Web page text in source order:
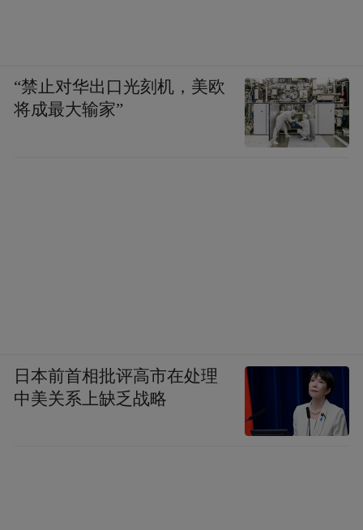
“禁止对华出口光刻机，美欧
将成最大输家”
日本前首相批评高市在处理
中美关系上缺乏战略